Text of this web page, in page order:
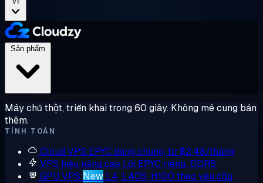
Máy chủ thật, triển khai trong 60 giây. Không mê cung bán
thêm.
TÍNH TOÁN
Cloud VPS EPYC dùng chung, từ $2,48/tháng
VPS hiệu năng cao Lõi EPYC riêng, DDR5
GPU VPS New L4, L40S, H100 theo yêu cầu